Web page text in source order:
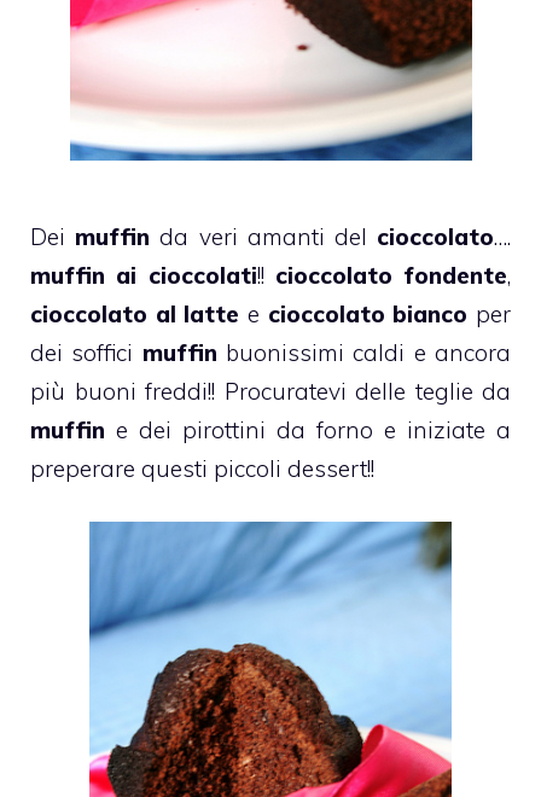
Dei muffin da veri amanti del cioccolato….
muffin ai cioccolati!! cioccolato fondente,
cioccolato al latte e cioccolato bianco per
dei soffici muffin buonissimi caldi e ancora
più buoni freddi!! Procuratevi delle teglie da
muffin e dei pirottini da forno e iniziate a
preperare questi piccoli dessert!!